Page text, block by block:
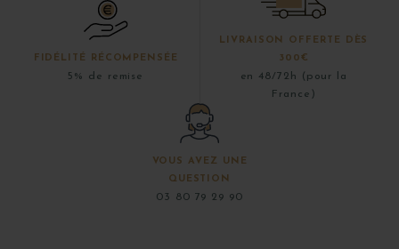
FIDÉLITÉ RÉCOMPENSÉE
5% de remise
LIVRAISON OFFERTE DÈS
300€
en 48/72h (pour la
France)
VOUS AVEZ UNE
QUESTION
03 80 79 29 90